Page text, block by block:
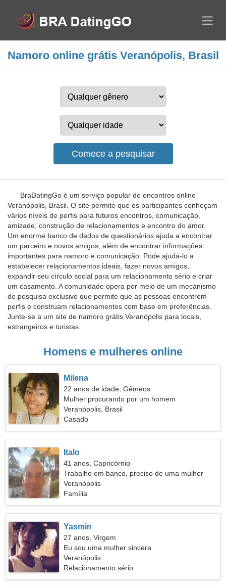
Namoro online grátis Veranópolis, Brasil
BraDatingGo é um serviço popular de encontros online
Veranópolis, Brasil. O site permite que os participantes conheçam
vários níveis de perfis para futuros encontros, comunicação,
amizade, construção de relacionamentos e encontro do amor.
Um enorme banco de dados de questionários ajuda a encontrar
um parceiro e novos amigos, além de encontrar informações
importantes para namoro e comunicação. Pode ajudá-lo a
estabelecer relacionamentos ideais, fazer novos amigos,
expandir seu círculo social para um relacionamento sério e criar
um casamento. A comunidade opera por meio de um mecanismo
de pesquisa exclusivo que permite que as pessoas encontrem
perfis e construam relacionamentos com base em preferências.
Junte-se a um site de namoro grátis Veranópolis para locais,
estrangeiros e turistas.
Homens e mulheres online
Milena
22 anos de idade, Gêmeos
Mulher procurando por um homem
Veranópolis, Brasil
Casado
Italo
41 anos, Capricórnio
Trabalho em banco, preciso de uma mulher
charmosa
Veranópolis
Família
Yasmin
27 anos, Virgem
Eu sou uma mulher sincera
Veranópolis
Relacionamento sério